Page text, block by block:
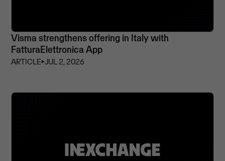
Visma strengthens offering in Italy with
FatturaElettronica App
ARTICLE⏵JUL 2, 2026